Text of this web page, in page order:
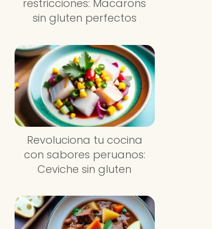
restricciones: Macarons
sin gluten perfectos
Revoluciona tu cocina
con sabores peruanos:
Ceviche sin gluten